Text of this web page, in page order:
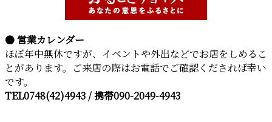
● 営業カレンダー
ほぼ年中無休ですが、イベントや外出などでお店をしめるこ
とがあります。ご来店の際はお電話でご確認くだされば幸い
です。
TEL0748(42)4943 / 携帯090-2049-4943